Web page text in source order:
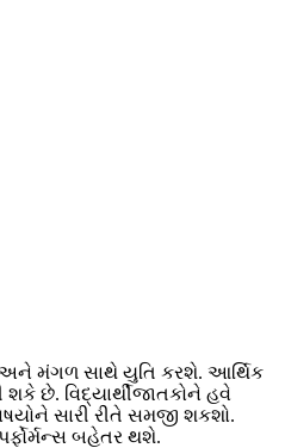
મંગળ સાથે યુતિ કરશે. આર્થિક
શકે છે. વિદ્યાર્થીજાતકોને હવે
સારી રીતે સમજી શકશો.
બહેતર થશે.